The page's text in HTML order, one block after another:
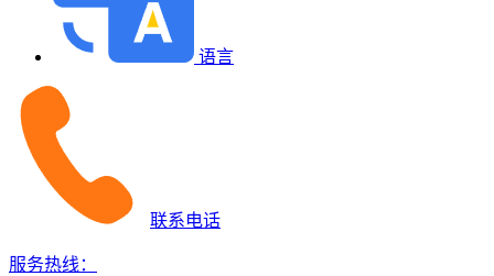
语言
联系电话
服务热线：